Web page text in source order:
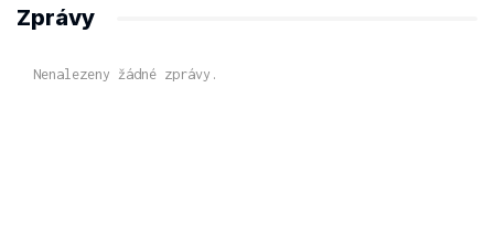
Zprávy
Nenalezeny žádné zprávy.